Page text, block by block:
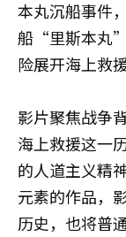
本丸沉船事件
船“里斯本丸”
险展开海上救
影片聚焦战争
海上救援这一
的人道主义精
元素的作品，
历史，也将普